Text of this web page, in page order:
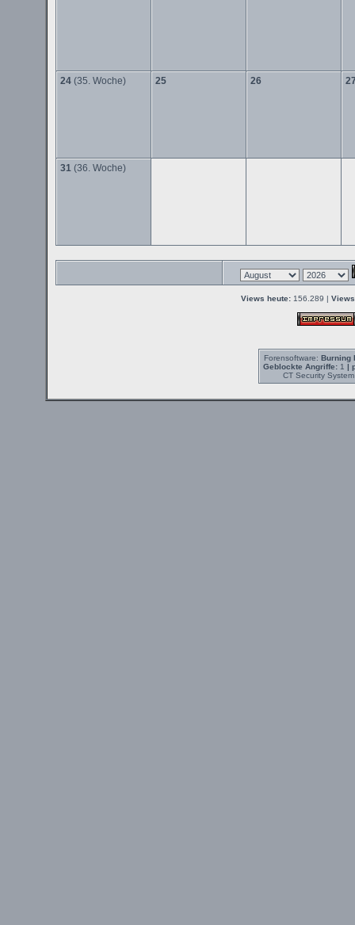
24(35. Woche) 25 26
31(36. Woche)
Views heute: 156.289 |
Forensoftware: Burning
Geblockte Angriffe:1 |
CT Security